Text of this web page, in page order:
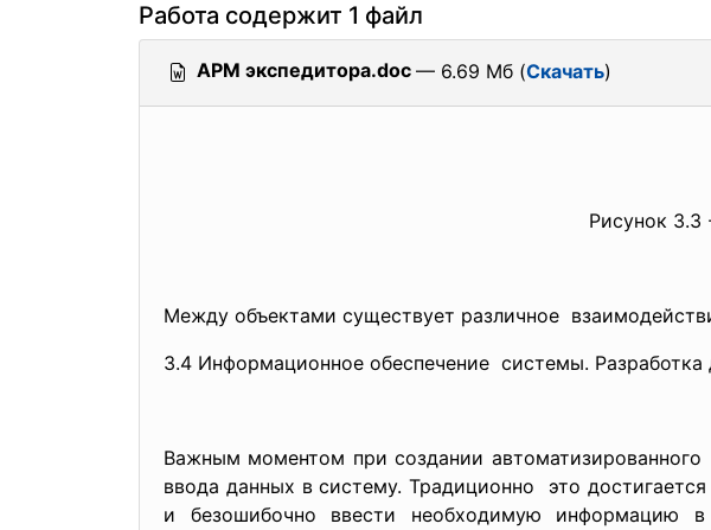
Работа содержит 1 файл
АРМ экспедитора.doc — 6.69 Мб (Скачать)
Рисунок
Между объектами существует различное
3.4 Информационное обеспечение системы.
Важным моментом при создании автоматизированного
ввода данных в систему. Традиционно это
и безошибочно ввести необходимую информацию в